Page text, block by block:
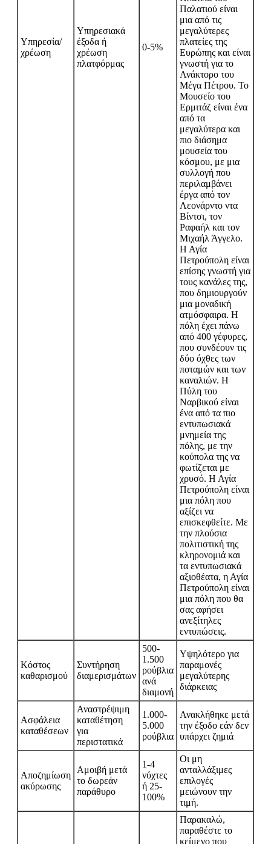
Υπηρεσία/
χρέωση
Υπηρεσιακά
έξοδα ή
χρέωση
πλατφόρμας
0-5%
Παλατιού είναι
μια από τις
μεγαλύτερες
πλατείες της
Ευρώπης και είναι
γνωστή για το
Ανάκτορο του
Μέγα Πέτρου. Το
Μουσείο του
Ερμιτάζ είναι ένα
από τα
μεγαλύτερα και
πιο διάσημα
μουσεία του
κόσμου, με μια
συλλογή που
περιλαμβάνει
έργα από τον
Λεονάρντο ντα
Βίντσι, τον
Ραφαήλ και τον
Μιχαήλ Άγγελο.
Η Αγία
Πετρούπολη είναι
επίσης γνωστή για
τους κανάλες της,
που δημιουργούν
μια μοναδική
ατμόσφαιρα. Η
πόλη έχει πάνω
από 400 γέφυρες,
που συνδέουν τις
δύο όχθες των
ποταμών και των
καναλιών. Η
Πύλη του
Ναρβικού είναι
ένα από τα πιο
εντυπωσιακά
μνημεία της
πόλης, με την
κούπολα της να
φωτίζεται με
χρυσό. Η Αγία
Πετρούπολη είναι
μια πόλη που
αξίζει να
επισκεφθείτε. Με
την πλούσια
πολιτιστική της
κληρονομιά και
τα εντυπωσιακά
αξιοθέατα, η Αγία
Πετρούπολη είναι
μια πόλη που θα
σας αφήσει
ανεξίτηλες
εντυπώσεις.
Κόστος
καθαρισμού
Συντήρηση
διαμερισμάτων
500-
1.500
ρούβλια
ανά
διαμονή
Υψηλότερο για
παραμονές
μεγαλύτερης
διάρκειας
Ασφάλεια
καταθέσεων
Αναστρέψιμη
καταθέτηση
για
περιστατικά
1.000-
5.000
ρούβλια
Ανακλήθηκε μετά
την έξοδο εάν δεν
υπάρχει ζημιά
Αποζημίωση
ακύρωσης
Αμοιβή μετά
το δωρεάν
παράθυρο
1-4
νύχτες
ή 25-
100%
Οι μη
ανταλλάξιμες
επιλογές
μειώνουν την
τιμή.
Παρακαλώ,
παραθέστε το
κείμενο που